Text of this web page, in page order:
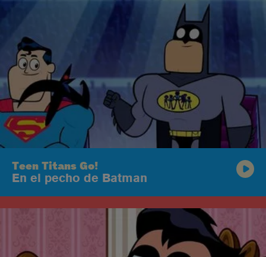
Teen Titans Go!
En el pecho de Batman